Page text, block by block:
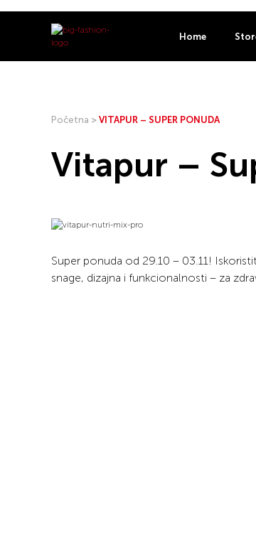
Home
Početna > VITAPUR – SUPER PONUDA
Vitapur –
Super ponuda od 29.10 – 03.11!
snage, dizajna i funkcionalnosti – za